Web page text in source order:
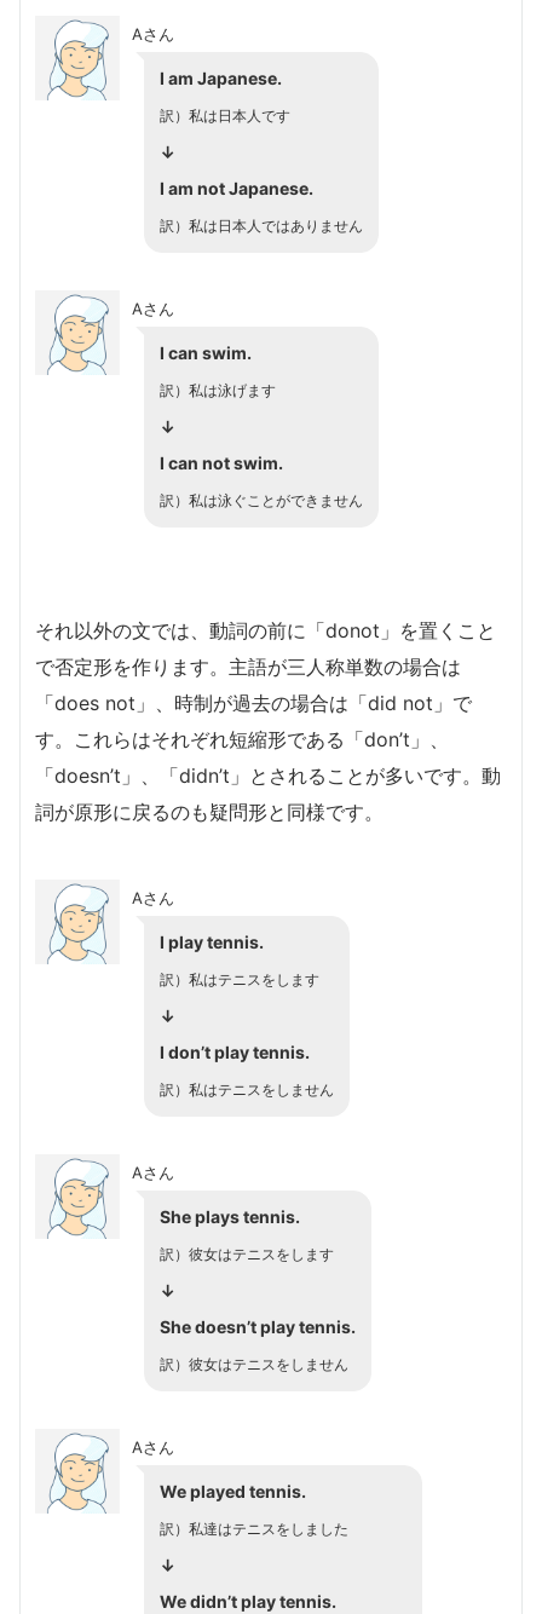
Aさん
I am Japanese.
訳）私は日本人です
↓
I am not Japanese.
訳）私は日本人ではありません
Aさん
I can swim.
訳）私は泳げます
↓
I can not swim.
訳）私は泳ぐことができません
それ以外の文では、動詞の前に「donot」を置くこと
で否定形を作ります。主語が三人称単数の場合は
「does not」、時制が過去の場合は「did not」で
す。これらはそれぞれ短縮形である「don’t」、
「doesn’t」、「didn’t」とされることが多いです。動
詞が原形に戻るのも疑問形と同様です。
Aさん
I play tennis.
訳）私はテニスをします
↓
I don’t play tennis.
訳）私はテニスをしません
Aさん
She plays tennis.
訳）彼女はテニスをします
↓
She doesn’t play tennis.
訳）彼女はテニスをしません
Aさん
We played tennis.
訳）私達はテニスをしました
↓
We didn’t play tennis.